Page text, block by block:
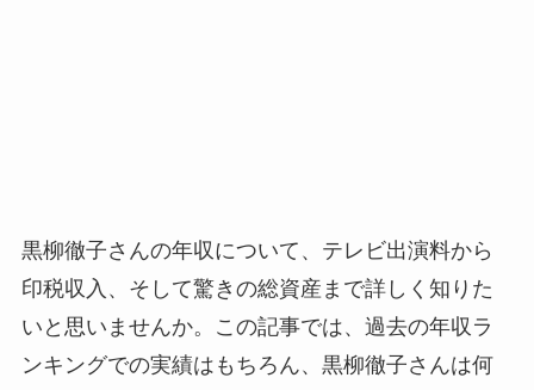
黒柳徹子さんの年収について、テレビ出演料から
印税収入、そして驚きの総資産まで詳しく知りた
いと思いませんか。この記事では、過去の年収ラ
ンキングでの実績はもちろん、黒柳徹子さんは何